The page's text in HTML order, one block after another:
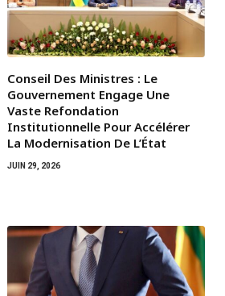
Conseil Des Ministres : Le
Gouvernement Engage Une
Vaste Refondation
Institutionnelle Pour Accélérer
La Modernisation De L’État
JUIN 29, 2026